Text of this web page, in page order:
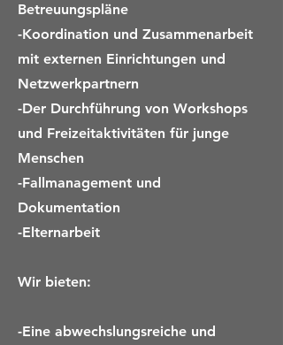
Betreuungspläne
-Koordination und Zusammenarbeit
mit externen Einrichtungen und
Netzwerkpartnern
-Der Durchführung von Workshops
und Freizeitaktivitäten für junge
Menschen
-Fallmanagement und
Dokumentation
-Elternarbeit
Wir bieten:
-Eine abwechslungsreiche und